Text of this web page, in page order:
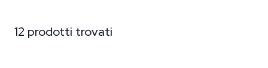
12 prodotti trovati